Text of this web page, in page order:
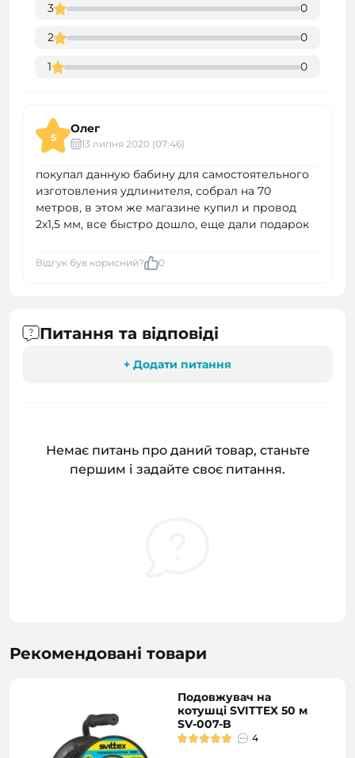
3 0
2 0
1 0
5
Олег
13 липня 2020 (07:46)
покупал данную бабину для самостоятельного
изготовления удлинителя, собрал на 70
метров, в этом же магазине купил и провод
2х1,5 мм, все быстро дошло, еще дали подарок
Відгук був корисний? 0
Питання та відповіді
+ Додати питання
Немає питань про даний товар, станьте
першим і задайте своє питання.
Рекомендовані товари
Подовжувач на
котушці SVITTEX 50 м
SV-007-B
4